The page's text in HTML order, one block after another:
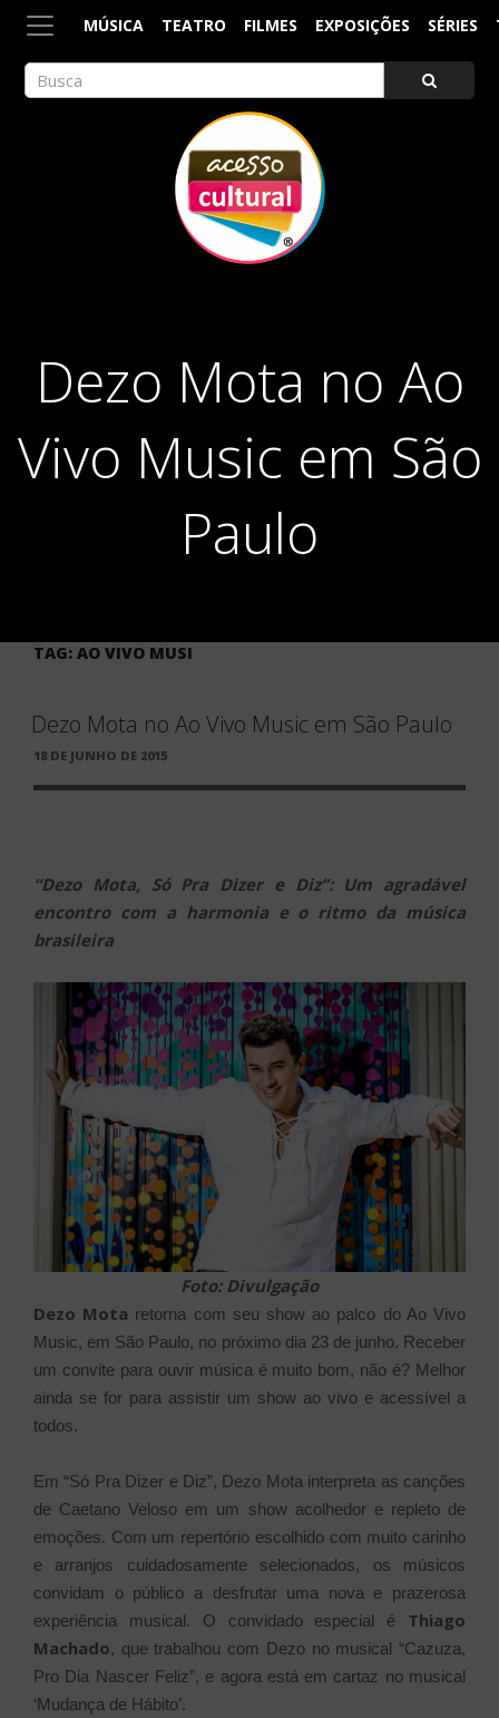
MÚSICA TEATRO FILMES EXPOSIÇÕES SÉRIES
Dezo Mota no Ao
Vivo Music em São
Paulo
TAG: AO VIVO MUSI
Dezo Mota no Ao Vivo Music em São Paulo
PUBLICADO
18 DE JUNHO DE 2015
“Dezo Mota, Só Pra Dizer e Diz”: Um agradável
encontro com a harmonia e o ritmo da música
brasileira
Foto: Divulgação
Dezo Mota retorna com seu show ao palco do Ao Vivo
Music, em São Paulo, no próximo dia 23 de junho. Receber
um convite para ouvir música é muito bom, não é? Melhor
ainda se for para assistir um show ao vivo e acessível a
todos.
Em “Só Pra Dizer e Diz”, Dezo Mota interpreta as canções
de Caetano Veloso em um show acolhedor e repleto de
emoções. Com um repertório escolhido com muito carinho
e arranjos cuidadosamente selecionados, os músicos
convidam o público a desfrutar uma nova e prazerosa
experiência musical. O convidado especial é Thiago
Machado, que trabalhou com Dezo no musical “Cazuza,
Pro Dia Nascer Feliz”, e agora está em cartaz no musical
‘Mudança de Hábito’.